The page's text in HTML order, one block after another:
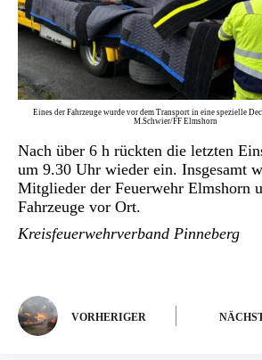
Eines der Fahrzeuge wurde vor dem Transport in eine spezielle
M.Schwier/FF Elmshorn
Nach über 6 h rückten die letzten
um 9.30 Uhr wieder ein. Insgesamt
Mitglieder der Feuerwehr Elmshorn
Fahrzeuge vor Ort.
Kreisfeuerwehrverband Pinneberg
VORHERIGER